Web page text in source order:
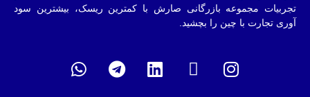
تجربیات مجموعه بازرگانی صارش با کمترین ریسک، بیشترین سود
آوری تجارت با چین را بچشید.